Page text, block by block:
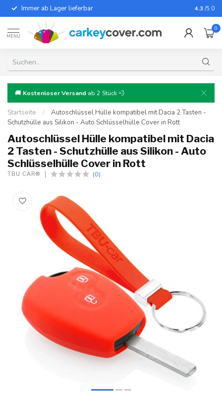
Immer ab Lager lieferbar Für fast
4.3 /5.0
MENU
0
🚚 Kostenloser Versand ab 2 Stück 💨
Startseite /
Autoschlüssel Hülle kompatibel mit Dacia 2 Tasten -
Schutzhülle aus Silikon - Auto Schlüsselhülle Cover in Rott
Autoschlüssel Hülle kompatibel mit Dacia
2 Tasten - Schutzhülle aus Silikon - Auto
Schlüsselhülle Cover in Rott
TBU CAR® (0)